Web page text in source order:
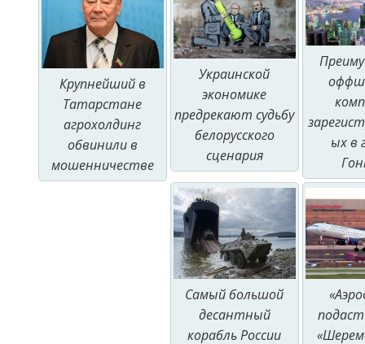
Крупнейший в
Татарстане
агрохолдинг
обвинили в
мошенничестве
Украинской
экономике
предрекают судьбу
белорусского
сценария
ых в
Самый большой
десантный
корабль России